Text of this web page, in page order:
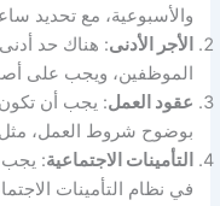
والأسبوعية، مع تحديد
الأجر الأدنى: هناك حد
الموظفين، ويجب على
عقود العمل: يجب أن
بوضوح شروط العمل، مثل
التأمينات الاجتماعية: يجب
في نظام التأمينات